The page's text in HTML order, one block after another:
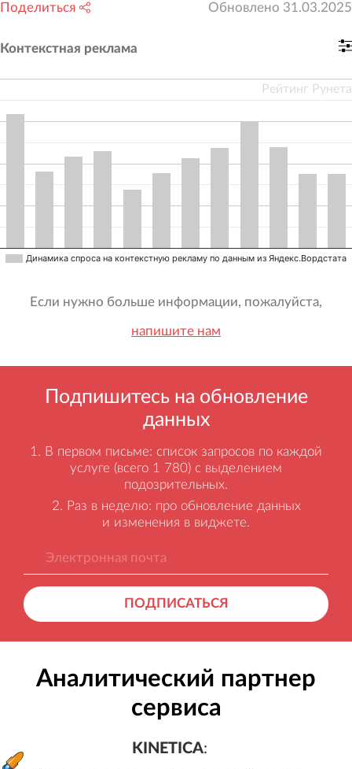
Поделиться Обновлено 31.03.2025
Контекстная реклама
Динамика спроса на контекстную рекламу по данным из Яндекс.Вордстата
Рейтинг Рунета
Если нужно больше информации, пожалуйста,
напишите нам
Подпишитесь на обновление
данных
В первом письме: список запросов по каждой
услуге (всего 1 780) с выделением
подозрительных.
Раз в неделю: про обновление данных
и изменения в виджете.
ПОДПИСАТЬСЯ
Аналитический партнер
сервиса
KINETICA:
Генерация лидов, бесплатный